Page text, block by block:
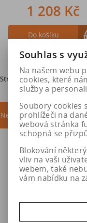
1 208 Kč
Do košíku
Strana1z1Celkem 1
Nejprodávanější
Souhlas s
Na našem webu
cookies, které
služby a
Soubory cookies
prohlížeči na
webová stránka
schopná se
Blokování
vliv na vaši
webem, také
vám nabídku na